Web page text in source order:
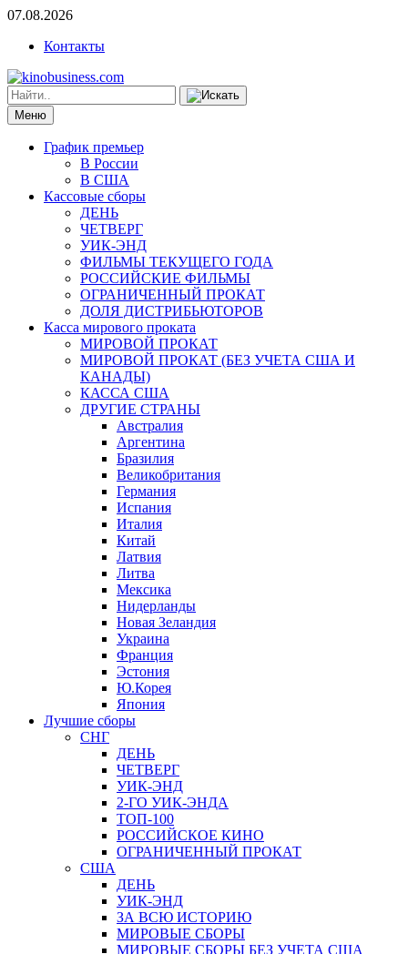
07.08.2026
Контакты
Меню
График премьер
В России
В США
Кассовые сборы
ДЕНЬ
ЧЕТВЕРГ
УИК-ЭНД
ФИЛЬМЫ ТЕКУЩЕГО ГОДА
РОССИЙСКИЕ ФИЛЬМЫ
ОГРАНИЧЕННЫЙ ПРОКАТ
ДОЛЯ ДИСТРИБЬЮТОРОВ
Касса мирового проката
МИРОВОЙ ПРОКАТ
МИРОВОЙ ПРОКАТ (БЕЗ УЧЕТА США И
КАНАДЫ)
КАССА США
ДРУГИЕ СТРАНЫ
Австралия
Аргентина
Бразилия
Великобритания
Германия
Испания
Италия
Китай
Латвия
Литва
Мексика
Нидерланды
Новая Зеландия
Украина
Франция
Эстония
Ю.Корея
Япония
Лучшие сборы
СНГ
ДЕНЬ
ЧЕТВЕРГ
УИК-ЭНД
2-ГО УИК-ЭНДА
ТОП-100
РОССИЙСКОЕ КИНО
ОГРАНИЧЕННЫЙ ПРОКАТ
США
ДЕНЬ
УИК-ЭНД
ЗА ВСЮ ИСТОРИЮ
МИРОВЫЕ СБОРЫ
МИРОВЫЕ СБОРЫ БЕЗ УЧЕТА США